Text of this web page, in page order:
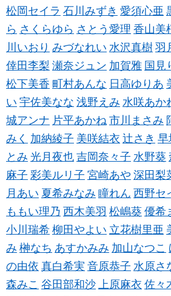
松岡セイラ 石川みずき 愛須心亜
ら さくらゆら さとう愛理 香山美
川いおり みづなれい 水沢真樹 羽
倖田李梨 瀬奈ジュン 加賀雅 国見
松下美香 町村あんな 日高ゆりあ
い 宇佐美なな 浅野えみ 水咲あか
城アンナ 片平あかね 市川まさみ
みく 加納綾子 美咲結衣 辻さき 早
とみ 光月夜也 吉岡奈々子 水野葵
麻子 彩美ルリ子 宮崎あや 深田梨
月あい 夏希みなみ 瞳れん 西野セ
ももい理乃 西木美羽 松嶋葵 優希
小川瑞希 柳田やよい 立花樹里亜
み 榊なち あすかみみ 加山なつこ
の由依 真白希実 音原恭子 水原さ
森みこ 谷田部和沙 上原麻衣 佐々